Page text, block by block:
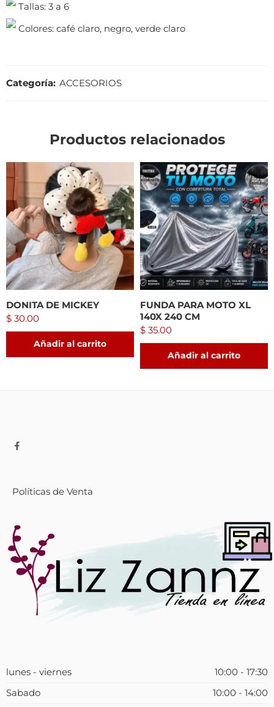
Tallas: 3 a 6
Colores: café claro, negro, verde claro
Categoría: ACCESORIOS
Productos relacionados
DONITA DE MICKEY
$ 30.00
Añadir al carrito
FUNDA PARA MOTO XL
140X 240 CM
$ 35.00
Añadir al carrito
Políticas de Venta
lunes - viernes
10:00 - 17:30
Sabado
10:00 - 14:00